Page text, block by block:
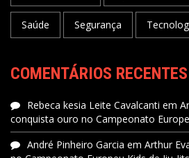
Saúde Segurança
COMENTÁRIOS RECENTES
Rebeca kesia Leite Cavalcanti em
conquista ouro no Campeonato
André Pinheiro Garcia em Arthur